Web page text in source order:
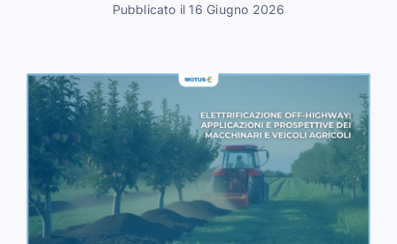
Pubblicato il 16 Giugno 2026